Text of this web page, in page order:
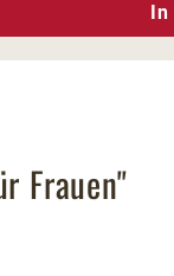
In
Frauen"